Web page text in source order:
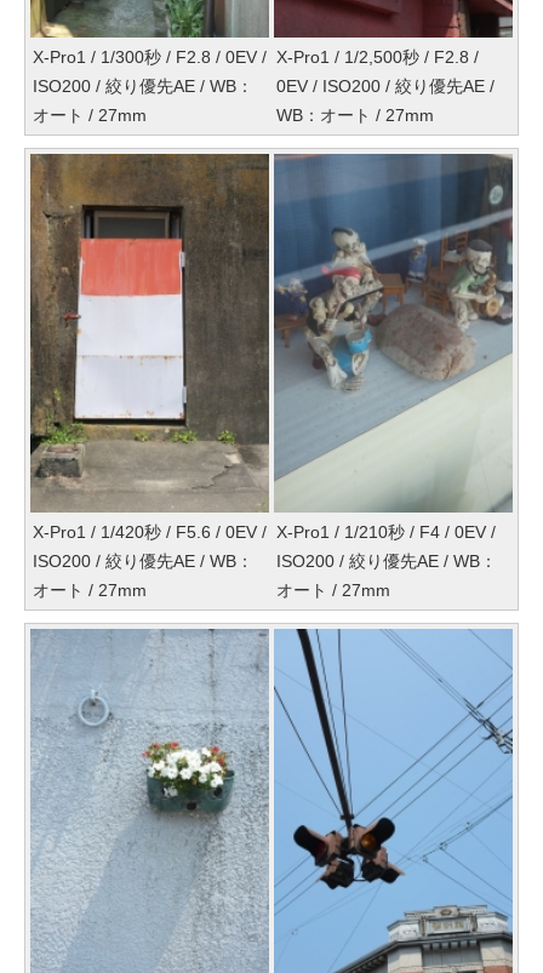
X-Pro1 / 1/300秒 / F2.8 / 0EV /
ISO200 / 絞り優先AE / WB：
オート / 27mm
X-Pro1 / 1/2,500秒 / F2.8 /
0EV / ISO200 / 絞り優先AE /
WB：オート / 27mm
X-Pro1 / 1/420秒 / F5.6 / 0EV /
ISO200 / 絞り優先AE / WB：
オート / 27mm
X-Pro1 / 1/210秒 / F4 / 0EV /
ISO200 / 絞り優先AE / WB：
オート / 27mm